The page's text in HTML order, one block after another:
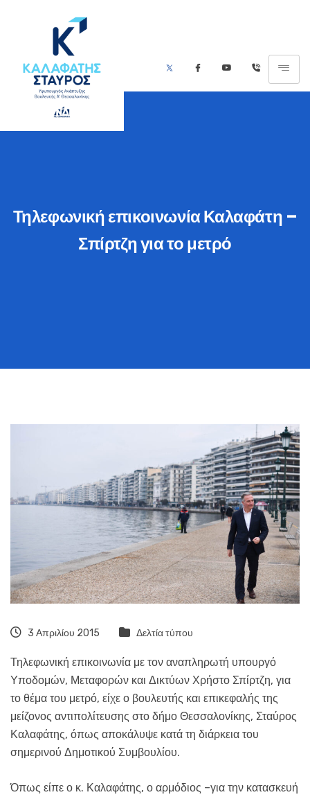
Τηλεφωνική επικοινωνία Καλαφάτη –
Σπίρτζη για το μετρό
3 Απριλίου 2015 Δελτία τύπου
Τηλεφωνική επικοινωνία με τον αναπληρωτή υπουργό
Υποδομών, Μεταφορών και Δικτύων Χρήστο Σπίρτζη, για
το θέμα του μετρό, είχε ο βουλευτής και επικεφαλής της
μείζονος αντιπολίτευσης στο δήμο Θεσσαλονίκης, Σταύρος
Καλαφάτης, όπως αποκάλυψε κατά τη διάρκεια του
σημερινού Δημοτικού Συμβουλίου.
Όπως είπε ο κ. Καλαφάτης, ο αρμόδιος –για την κατασκευή